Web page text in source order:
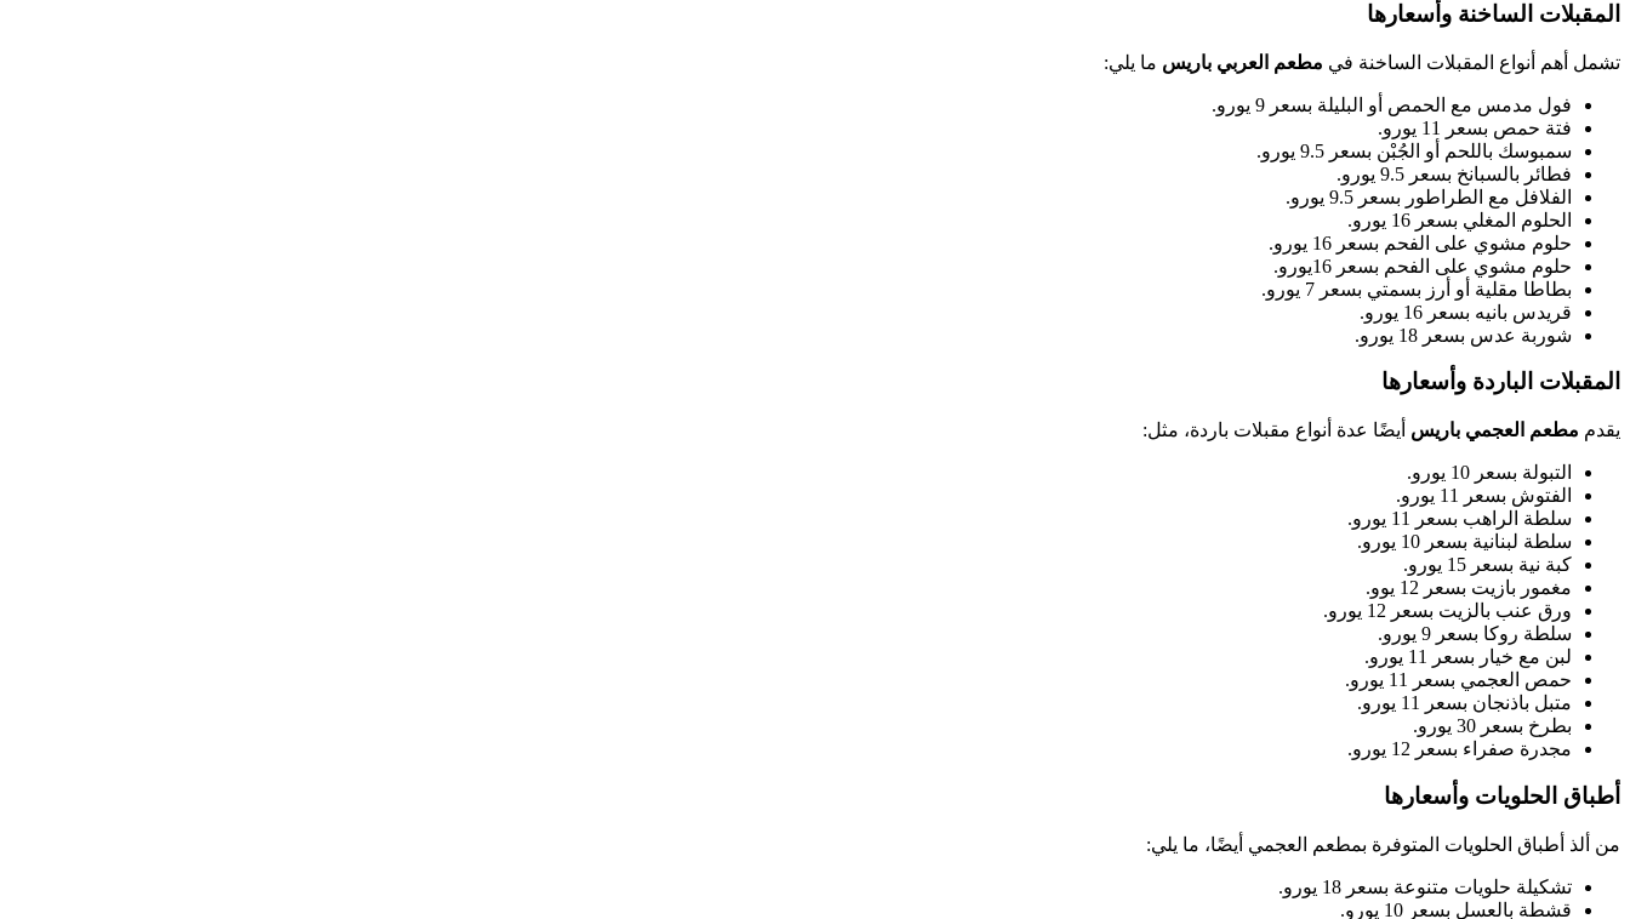
المقبلات الساخنة وأسعارها
تشمل أهم أنواع المقبلات الساخنة في مطعم العربي باريس ما يلي:
فول مدمس مع الحمص أو البليلة بسعر 9 يورو.
فتة حمص بسعر 11 يورو.
سمبوسك باللحم أو الجُبْن بسعر 9.5 يورو.
فطائر بالسبانخ بسعر 9.5 يورو.
الفلافل مع الطراطور بسعر 9.5 يورو.
الحلوم المغلي بسعر 16 يورو.
حلوم مشوي على الفحم بسعر 16 يورو.
حلوم مشوي على الفحم بسعر 16يورو.
بطاطا مقلية أو أرز بسمتي بسعر 7 يورو.
قريدس بانيه بسعر 16 يورو.
شوربة عدس بسعر 18 يورو.
المقبلات الباردة وأسعارها
يقدم مطعم العجمي باريس أيضًا عدة أنواع مقبلات باردة، مثل:
التبولة بسعر 10 يورو.
الفتوش بسعر 11 يورو.
سلطة الراهب بسعر 11 يورو.
سلطة لبنانية بسعر 10 يورو.
كبة نية بسعر 15 يورو.
مغمور بازيت بسعر 12 يوو.
ورق عنب بالزيت بسعر 12 يورو.
سلطة روكا بسعر 9 يورو.
لبن مع خيار بسعر 11 يورو.
حمص العجمي بسعر 11 يورو.
متبل باذنجان بسعر 11 يورو.
بطرخ بسعر 30 يورو.
مجدرة صفراء بسعر 12 يورو.
أطباق الحلويات وأسعارها
من ألذ أطباق الحلويات المتوفرة بمطعم العجمي أيضًا، ما يلي:
تشكيلة حلويات متنوعة بسعر 18 يورو.
قشطة بالعسل بسعر 10 يورو.